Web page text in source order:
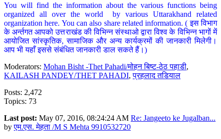
You will find the information about the various functions being
organized all over the world by various Uttarakhand related
organization here. You can also share related information. ( इस विभाग
के अर्न्तगत आपको उत्तराखंड की विभिन्न संस्थाओ द्वारा विश्व के विभिन्न भागों में
आयोजित सांस्कृतिक, सामाजिक और अन्य कार्यक्रमों की जानकारी मिलेगी।
आप भी यहाँ इससे संबंधित जानकारी डाल सकते हैं।)
Moderators: Mohan Bisht -Thet Pahadi/मोहन बिष्ट-ठेठ पहाडी,
KAILASH PANDEY/THET PAHADI,प्रहलाद तडियाल
Posts: 2,472
Topics: 73
Last post: May 07, 2016, 08:24:24 AM Re: Jangeeto ke Jugalban...
byएम.एस. मेहता /M S Mehta 9910532720